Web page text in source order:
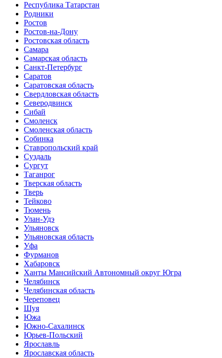
Республика Татарстан
Родники
Ростов
Ростов-на-Дону
Ростовская область
Самара
Самарская область
Санкт-Петербург
Саратов
Саратовская область
Свердловская область
Северодвинск
Сибай
Смоленск
Смоленская область
Собинка
Ставропольский край
Суздаль
Сургут
Таганрог
Тверская область
Тверь
Тейково
Тюмень
Улан-Удэ
Ульяновск
Ульяновская область
Уфа
Фурманов
Хабаровск
Ханты Мансийский Автономный округ Югра
Челябинск
Челябинская область
Череповец
Шуя
Южа
Южно-Сахалинск
Юрьев-Польский
Ярославль
Ярославская область